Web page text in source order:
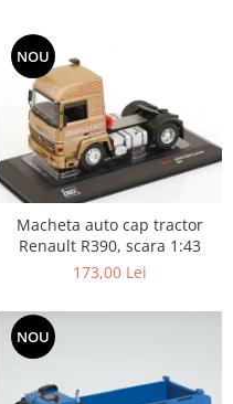
NOU
Macheta auto cap tractor
Renault R390, scara 1:43
173,00 Lei
NOU